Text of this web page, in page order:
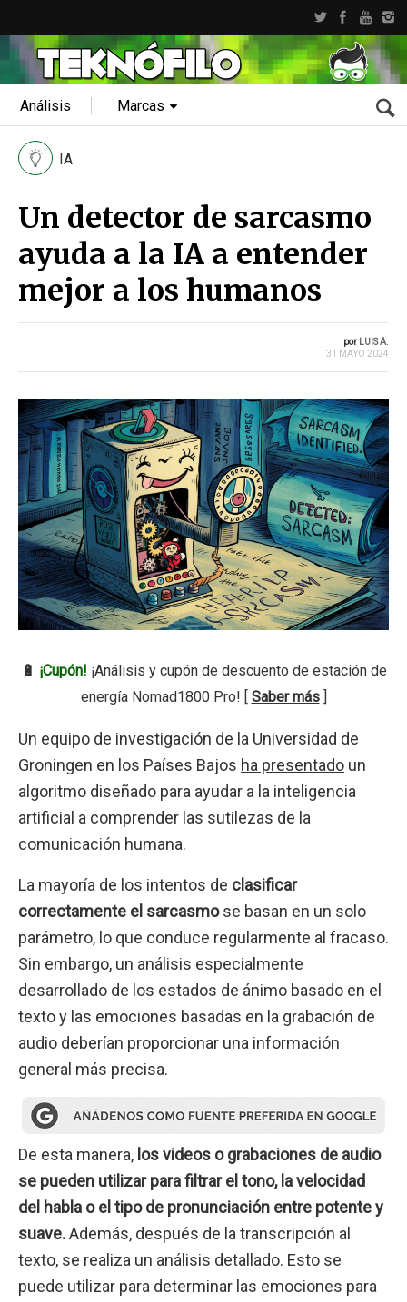
Análisis Marcas
IA
Un detector de sarcasmo
ayuda a la IA a entender
mejor a los humanos
por LUIS A.
31 MAYO 2024
🔋 ¡Cupón! ¡Análisis y cupón de descuento de estación de
energía Nomad1800 Pro! [ Saber más]
Un equipo de investigación de la Universidad de
Groningen en los Países Bajos ha presentado un
algoritmo diseñado para ayudar a la inteligencia
artificial a comprender las sutilezas de la
comunicación humana.
La mayoría de los intentos de clasificar
correctamente el sarcasmose basan en un solo
parámetro, lo que conduce regularmente al fracaso.
Sin embargo, un análisis especialmente
desarrollado de los estados de ánimo basado en el
texto y las emociones basadas en la grabación de
audio deberían proporcionar una información
general más precisa.
De esta manera, los videos o grabaciones de audio
se pueden utilizar para filtrar el tono, la velocidad
del habla o el tipo de pronunciación entre potente y
suave.Además, después de la transcripción al
texto, se realiza un análisis detallado. Esto se
puede utilizar para determinar las emociones para